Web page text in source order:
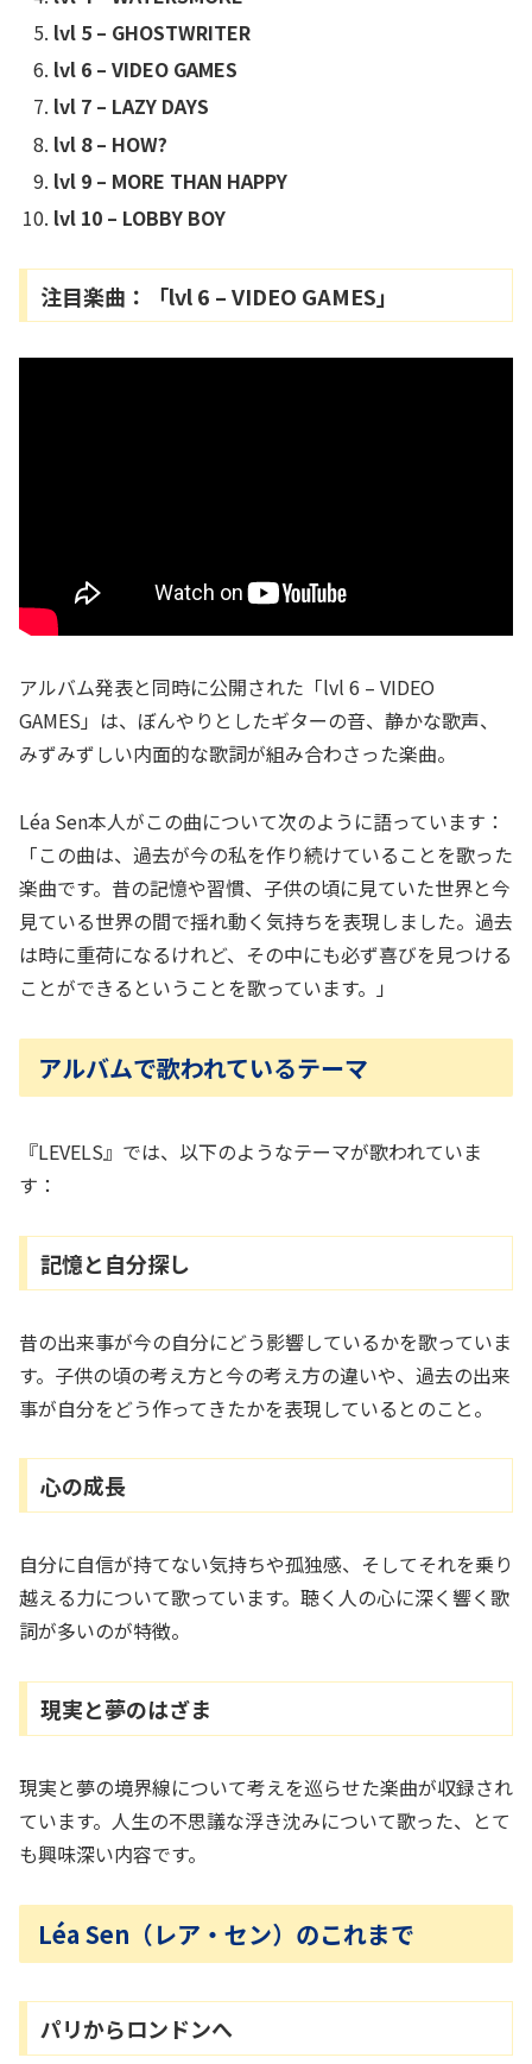
lvl 5 – GHOSTWRITER
lvl 6 – VIDEO GAMES
lvl 7 – LAZY DAYS
lvl 8 – HOW?
lvl 9 – MORE THAN HAPPY
lvl 10 – LOBBY BOY
注目楽曲：「lvl 6 – VIDEO GAMES」
アルバム発表と同時に公開された「lvl 6 – VIDEO
GAMES」は、ぼんやりとしたギターの音、静かな歌声、
みずみずしい内面的な歌詞が組み合わさった楽曲。
Léa Sen本人がこの曲について次のように語っています：
「この曲は、過去が今の私を作り続けていることを歌った
楽曲です。昔の記憶や習慣、子供の頃に見ていた世界と今
見ている世界の間で揺れ動く気持ちを表現しました。過去
は時に重荷になるけれど、その中にも必ず喜びを見つける
ことができるということを歌っています。」
アルバムで歌われているテーマ
『LEVELS』では、以下のようなテーマが歌われていま
す：
記憶と自分探し
昔の出来事が今の自分にどう影響しているかを歌っていま
す。子供の頃の考え方と今の考え方の違いや、過去の出来
事が自分をどう作ってきたかを表現しているとのこと。
心の成長
自分に自信が持てない気持ちや孤独感、そしてそれを乗り
越える力について歌っています。聴く人の心に深く響く歌
詞が多いのが特徴。
現実と夢のはざま
現実と夢の境界線について考えを巡らせた楽曲が収録され
ています。人生の不思議な浮き沈みについて歌った、とて
も興味深い内容です。
Léa Sen（レア・セン）のこれまで
パリからロンドンへ